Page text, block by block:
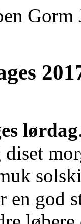
lørdag
en god